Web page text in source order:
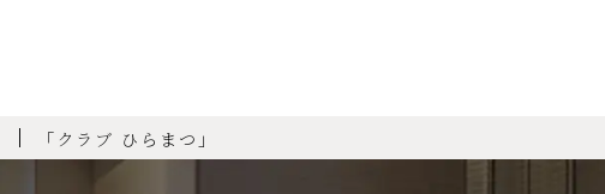
「クラブ ひらまつ」